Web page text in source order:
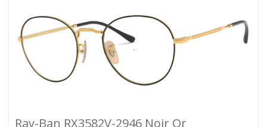
Ray-Ban RX3582V-2946 Noir Or